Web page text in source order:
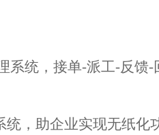
系统，接单-派工-反馈
统，助企业实现无纸化